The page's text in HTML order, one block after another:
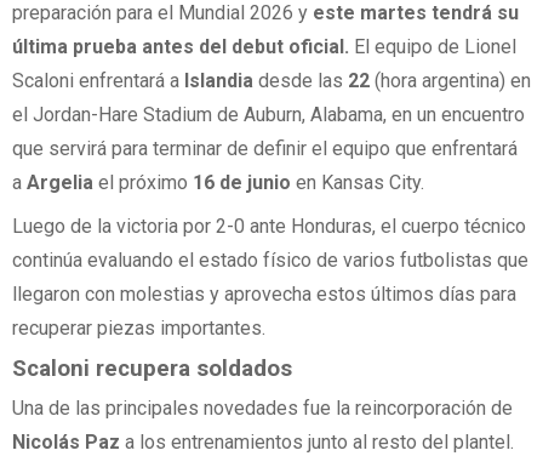
preparación para el Mundial 2026 y este martes tendrá su
última prueba antes del debut oficial. El equipo de Lionel
Scaloni enfrentará a Islandia desde las 22 (hora argentina) en
el Jordan-Hare Stadium de Auburn, Alabama, en un encuentro
que servirá para terminar de definir el equipo que enfrentará
a Argelia el próximo 16 de junio en Kansas City.
Luego de la victoria por 2-0 ante Honduras, el cuerpo técnico
continúa evaluando el estado físico de varios futbolistas que
llegaron con molestias y aprovecha estos últimos días para
recuperar piezas importantes.
Scaloni recupera soldados
Una de las principales novedades fue la reincorporación de
Nicolás Paz a los entrenamientos junto al resto del plantel.